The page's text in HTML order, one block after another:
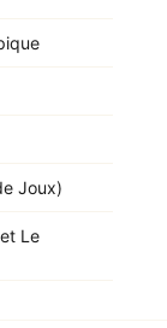
Joux)
Le